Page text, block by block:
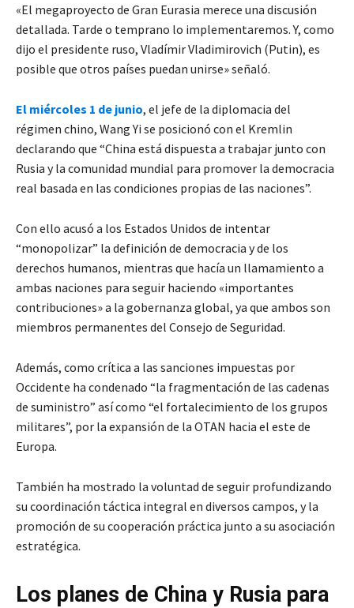
«El megaproyecto de Gran Eurasia merece una discusión
detallada. Tarde o temprano lo implementaremos. Y, como
dijo el presidente ruso, Vladímir Vladimirovich (Putin), es
posible que otros países puedan unirse» señaló.
El miércoles 1 de junio, el jefe de la diplomacia del
régimen chino, Wang Yi se posicionó con el Kremlin
declarando que “China está dispuesta a trabajar junto con
Rusia y la comunidad mundial para promover la democracia
real basada en las condiciones propias de las naciones”.
Con ello acusó a los Estados Unidos de intentar
“monopolizar” la definición de democracia y de los
derechos humanos, mientras que hacía un llamamiento a
ambas naciones para seguir haciendo «importantes
contribuciones» a la gobernanza global, ya que ambos son
miembros permanentes del Consejo de Seguridad.
Además, como crítica a las sanciones impuestas por
Occidente ha condenado “la fragmentación de las cadenas
de suministro” así como “el fortalecimiento de los grupos
militares”, por la expansión de la OTAN hacia el este de
Europa.
También ha mostrado la voluntad de seguir profundizando
su coordinación táctica integral en diversos campos, y la
promoción de su cooperación práctica junto a su asociación
estratégica.
Los planes de China y Rusia para